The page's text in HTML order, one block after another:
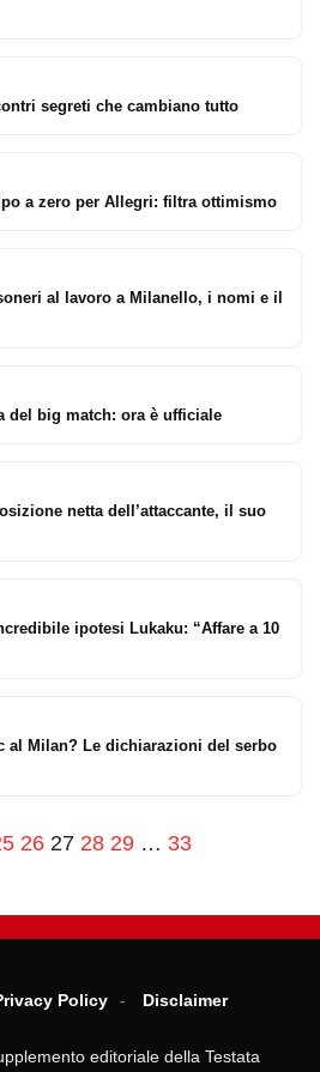
segreti che cambiano tutto
a zero per Allegri: filtra ottimismo
al lavoro a Milanello, i nomi e il
del big match: ora è ufficiale
netta dell’attaccante, il suo
ipotesi Lukaku: “Affare a 10
al Milan? Le dichiarazioni del serbo
26 27 28 29 … 33
Policy Disclaimer
editoriale della Testata